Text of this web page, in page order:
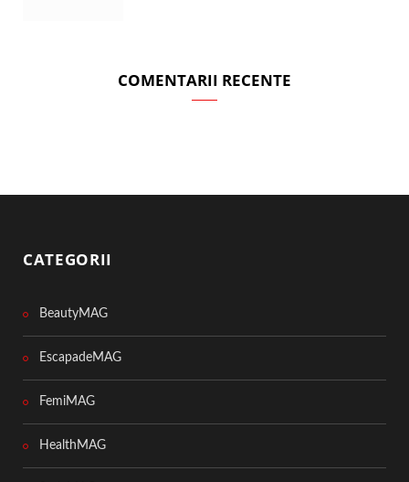
COMENTARII RECENTE
CATEGORII
BeautyMAG
EscapadeMAG
FemiMAG
HealthMAG